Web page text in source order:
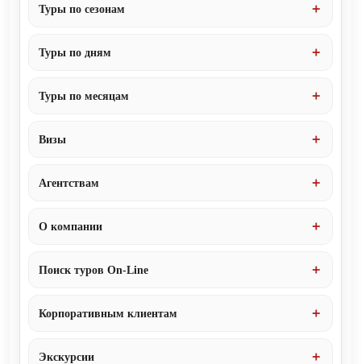
Туры по сезонам
Туры по дням
Туры по месяцам
Визы
Агентствам
О компании
Поиск туров On-Line
Корпоративным клиентам
Экскурсии